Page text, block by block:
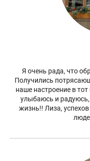
Я очень рада, что
Получились
наше настроение в
улыбаюсь и
жизнь!! Лиза,